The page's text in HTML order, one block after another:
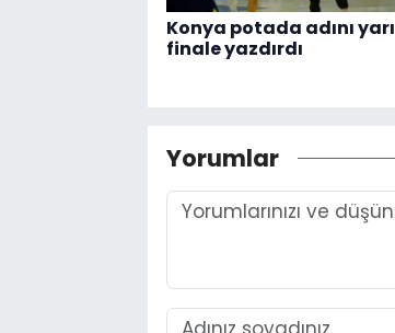
Konya potada adını yarı
finale yazdırdı
Yorumlar